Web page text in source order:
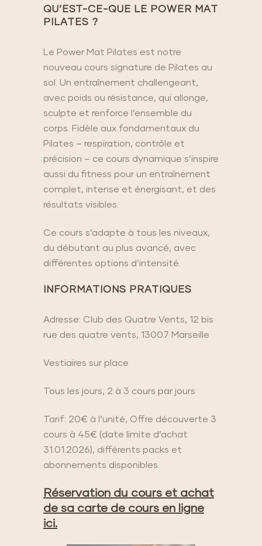
QU’EST-CE-QUE LE POWER MAT
PILATES ?
Le Power Mat Pilates est notre
nouveau cours signature de Pilates au
sol. Un entraînement challengeant,
avec poids ou résistance, qui allonge,
sculpte et renforce l’ensemble du
corps. Fidèle aux fondamentaux du
Pilates – respiration, contrôle et
précision – ce cours dynamique s’inspire
aussi du fitness pour un entraînement
complet, intense et énergisant, et des
résultats visibles.
Ce cours s’adapte à tous les niveaux,
du débutant au plus avancé, avec
différentes options d’intensité.
INFORMATIONS PRATIQUES
Adresse: Club des Quatre Vents, 12 bis
rue des quatre vents, 13007 Marseille
Vestiaires sur place
Tous les jours, 2 à 3 cours par jours
Tarif: 20€ à l’unité, Offre découverte 3
cours à 45€ (date limite d’achat
31.01.2026), différents packs et
abonnements disponibles.
Réservation du cours et achat
de sa carte de cours en ligne
ici.